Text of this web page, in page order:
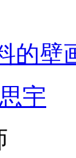
的壁
宇